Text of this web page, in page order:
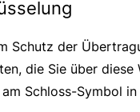
Schutz der
die Sie über
Schloss-Symbol